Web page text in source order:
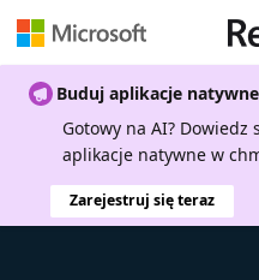
Buduj aplikacje
Gotowy na AI?
aplikacje natywne w
Zarejestruj się teraz